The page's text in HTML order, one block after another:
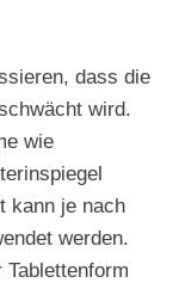
dass die
wird.
wie
kann je nach
werden.